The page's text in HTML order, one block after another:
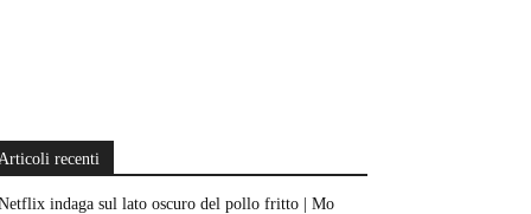
recenti
indaga sul lato oscuro del pollo fritto | Mo